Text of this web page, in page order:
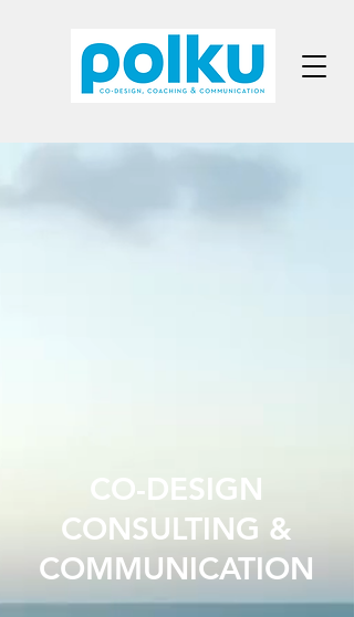
CO-DESIGN
CONSULTING &
COMMUNICATION